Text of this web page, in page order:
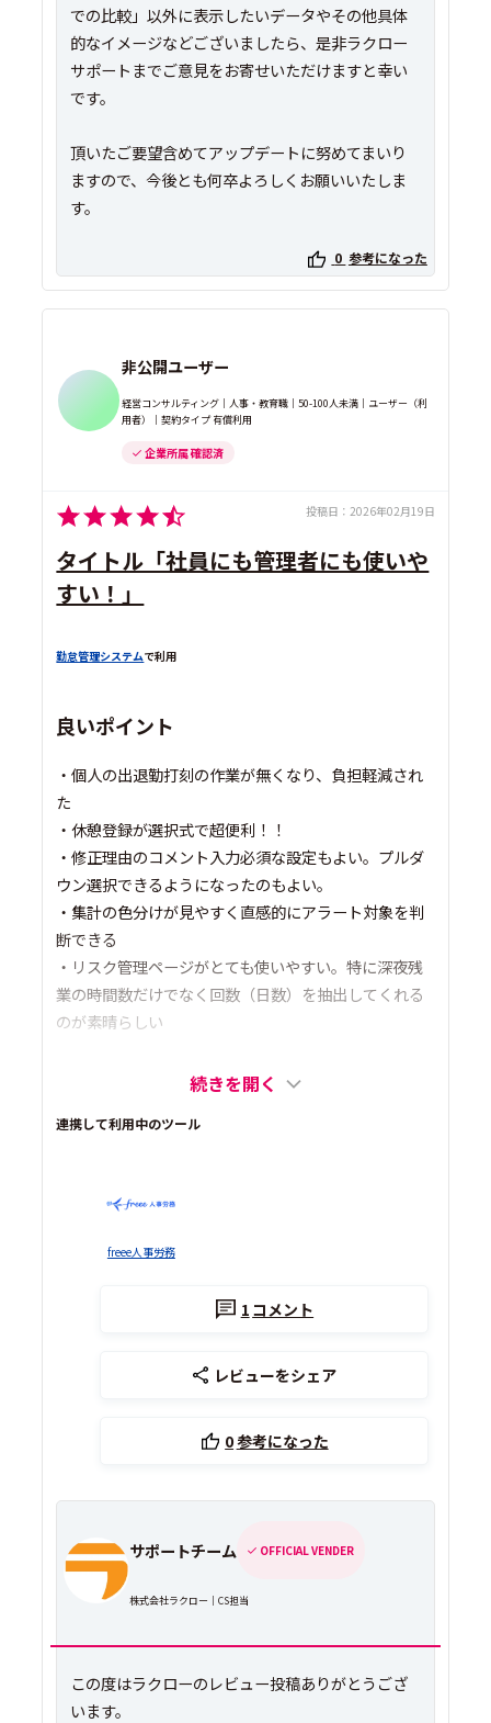
での比較」以外に表示したいデータやその他具体
的なイメージなどございましたら、是非ラクロー
サポートまでご意見をお寄せいただけますと幸い
です。
頂いたご要望含めてアップデートに努めてまいり
ますので、今後とも何卒よろしくお願いいたしま
す。
0 参考になった
非公開ユーザー
経営コンサルティング｜人事・教育職｜50-100人未満｜ユーザー（利
用者）｜契約タイプ 有償利用
企業所属 確認済
投稿日： 2026年02月19日
タイトル「社員にも管理者にも使いや
すい！」
勤怠管理システムで利用
良いポイント
・個人の出退勤打刻の作業が無くなり、負担軽減され
た
・休憩登録が選択式で超便利！！
・修正理由のコメント入力必須な設定もよい。プルダ
ウン選択できるようになったのもよい。
・集計の色分けが見やすく直感的にアラート対象を判
断できる
・リスク管理ページがとても使いやすい。特に深夜残
業の時間数だけでなく回数（日数）を抽出してくれる
のが素晴らしい
続きを開く
連携して利用中のツール
freee人事労務
1 コメント
レビューをシェア
0参考になった
サポートチーム OFFICIAL VENDER
株式会社ラクロー｜CS担当
この度はラクローのレビュー投稿ありがとうござ
います。